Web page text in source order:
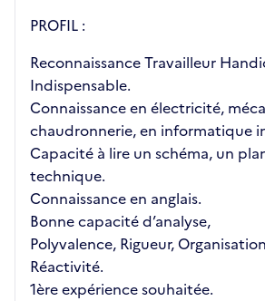
PROFIL :
Reconnaissance Travailleur
Indispensable.
Connaissance en électricité,
chaudronnerie, en informatique
Capacité à lire un schéma, un
technique.
Connaissance en anglais.
Bonne capacité d’analyse,
Polyvalence, Rigueur,
Réactivité.
1ère expérience souhaitée.